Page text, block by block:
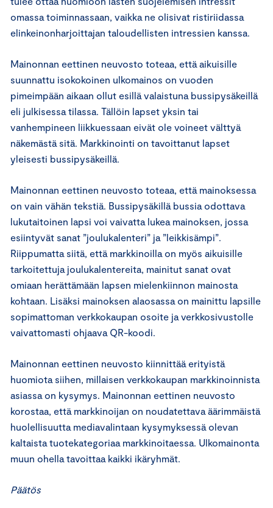
omassa toiminnassaan, vaikka ne olisivat ristiriidassa
elinkeinonharjoittajan taloudellisten intressien kanssa.
Mainonnan eettinen neuvosto toteaa, että aikuisille
suunnattu isokokoinen ulkomainos on vuoden
pimeimpään aikaan ollut esillä valaistuna bussipysäkeillä
eli julkisessa tilassa. Tällöin lapset yksin tai
vanhempineen liikkuessaan eivät ole voineet välttyä
näkemästä sitä. Markkinointi on tavoittanut lapset
yleisesti bussipysäkeillä.
Mainonnan eettinen neuvosto toteaa, että mainoksessa
on vain vähän tekstiä. Bussipysäkillä bussia odottava
lukutaitoinen lapsi voi vaivatta lukea mainoksen, jossa
esiintyvät sanat ”joulukalenteri” ja ”leikkisämpi”.
Riippumatta siitä, että markkinoilla on myös aikuisille
tarkoitettuja joulukalentereita, mainitut sanat ovat
omiaan herättämään lapsen mielenkiinnon mainosta
kohtaan. Lisäksi mainoksen alaosassa on mainittu lapsille
sopimattoman verkkokaupan osoite ja verkkosivustolle
vaivattomasti ohjaava QR-koodi.
Mainonnan eettinen neuvosto kiinnittää erityistä
huomiota siihen, millaisen verkkokaupan markkinoinnista
asiassa on kysymys. Mainonnan eettinen neuvosto
korostaa, että markkinoijan on noudatettava äärimmäistä
huolellisuutta mediavalintaan kysymyksessä olevan
kaltaista tuotekategoriaa markkinoitaessa. Ulkomainonta
muun ohella tavoittaa kaikki ikäryhmät.
Päätös